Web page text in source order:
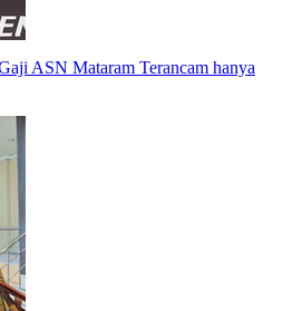
ASN Mataram Terancam hanya